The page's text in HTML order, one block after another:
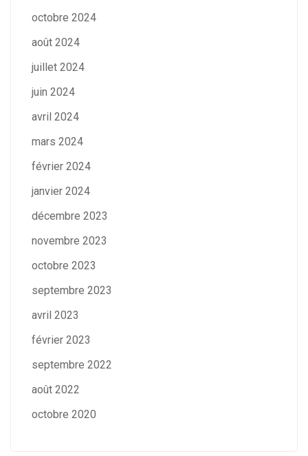
octobre 2024
août 2024
juillet 2024
juin 2024
avril 2024
mars 2024
février 2024
janvier 2024
décembre 2023
novembre 2023
octobre 2023
septembre 2023
avril 2023
février 2023
septembre 2022
août 2022
octobre 2020